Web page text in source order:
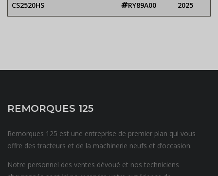
CS2520HS RY89A00 2025
REMORQUES 125
Remorques 125 est une entreprise de premier plan qui vous
offre des tracteurs et de la machinerie neufs et d’occasion.
Notre personnel des ventes dévoué et nos techniciens